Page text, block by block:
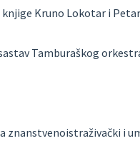
Kruno Lokotar i
Tamburaškog
znanstvenoistraživački i